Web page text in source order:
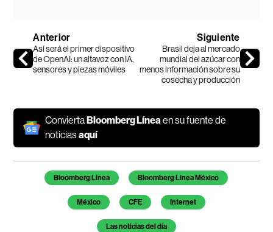
Anterior
Así será el primer dispositivo
de OpenAI: un altavoz con IA,
sensores y piezas móviles
Siguiente
Brasil deja al mercado
mundial del azúcar con
menos información sobre su
cosecha y producción
ConviertaBloomberg Líneaen su fuente de
noticiasaquí
Temas de este artículo
Bloomberg Línea Bloomberg Línea México
México CFE Internet
Las noticias del día